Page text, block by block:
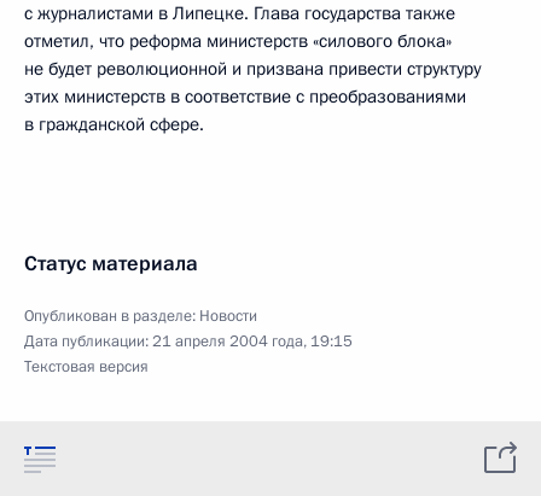
с журналистами в Липецке. Глава государства также
отметил, что реформа министерств «силового блока»
не будет революционной и призвана привести структуру
этих министерств в соответствие с преобразованиями
в гражданской сфере.
Статус материала
Опубликован в разделе: Новости
Дата публикации:21 апреля 2004 года, 19:15
Текстовая версия